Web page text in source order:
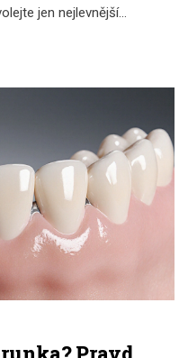
jen nejlevnější
Pravda